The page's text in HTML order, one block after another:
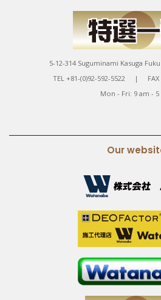
5-12-314 Suguminami Kasuga
TEL +81-(0)92-592-5522 | FAX
Mon - Fri: 9 am - 5
Our